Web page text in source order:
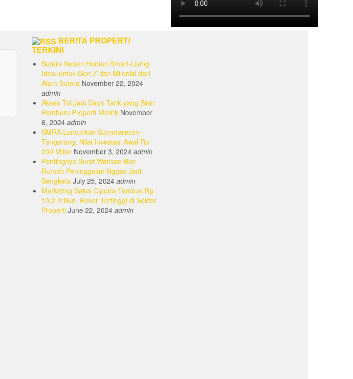
BERITA PROPERTI
TERKINI
Sutera Nexen Hunian Smart-Living
Ideal untuk Gen Z dan Milenial dari
Alam Sutera November 22, 2024
admin
Akses Tol Jadi Daya Tarik yang Bikin
Pemburu Properti Melirik November
6, 2024 admin
SMRA Luncurkan Summarecon
Tangerang, Nilai Investasi Awal Rp
200 Miliar November 3, 2024 admin
Pentingnya Surat Warisan Biar
Rumah Peninggalan Nggak Jadi
Sengketa July 25, 2024 admin
Marketing Sales Ciputra Tembus Rp
10,2 Triliun, Rekor Tertinggi di Sektor
Properti June 22, 2024 admin